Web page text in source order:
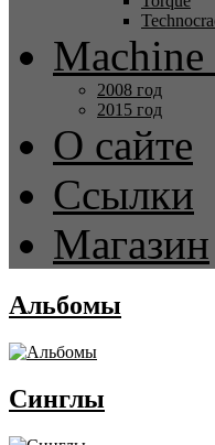
Machine
2008 год
2015 год
О сайте
Ссылки
Магазин
Альбомы
Синглы